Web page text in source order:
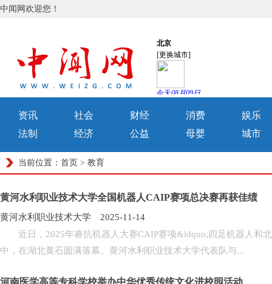
中闻网欢迎您！
资讯 社会 财经 消费
娱乐
法制
经济 公益 母婴 城市
当前位置： 首页 > 教育
黄河水利职业技术大学全国机器人CAIP赛项总决赛再获佳绩
黄河水利职业技术大学 2025-11-14
近日，2025年睿抗机器人大赛CAIP赛项&ldquo;四足机器人和
中，在湖北黄石圆满落幕。黄河水利职业技术大学代表队与...
河南医学高等专科学校举办中华优秀传统文化进校园活动